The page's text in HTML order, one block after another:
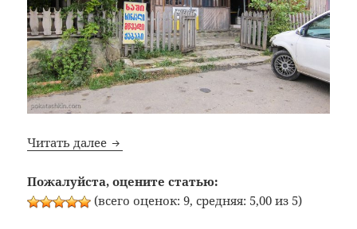
Читать далее Bon Appetit: №353: Придорожное кафе
Пожалуйста, оцените статью:
(всего оценок: 9, средняя: 5,00 из 5)